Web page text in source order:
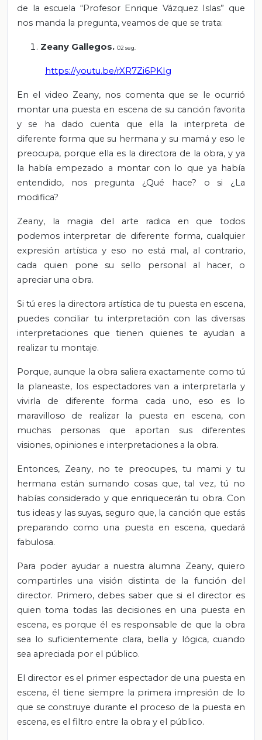
de la escuela “Profesor Enrique Vázquez Islas” que
nos manda la pregunta, veamos de que se trata:
Zeany Gallegos. 02 seg.
https://youtu.be/rXR7Zi6PKIg
En el video Zeany, nos comenta que se le ocurrió
montar una puesta en escena de su canción favorita
y se ha dado cuenta que ella la interpreta de
diferente forma que su hermana y su mamá y eso le
preocupa, porque ella es la directora de la obra, y ya
la había empezado a montar con lo que ya había
entendido, nos pregunta ¿Qué hace? o si ¿La
modifica?
Zeany, la magia del arte radica en que todos
podemos interpretar de diferente forma, cualquier
expresión artística y eso no está mal, al contrario,
cada quien pone su sello personal al hacer, o
apreciar una obra.
Si tú eres la directora artística de tu puesta en escena,
puedes conciliar tu interpretación con las diversas
interpretaciones que tienen quienes te ayudan a
realizar tu montaje.
Porque, aunque la obra saliera exactamente como tú
la planeaste, los espectadores van a interpretarla y
vivirla de diferente forma cada uno, eso es lo
maravilloso de realizar la puesta en escena, con
muchas personas que aportan sus diferentes
visiones, opiniones e interpretaciones a la obra.
Entonces, Zeany, no te preocupes, tu mami y tu
hermana están sumando cosas que, tal vez, tú no
habías considerado y que enriquecerán tu obra. Con
tus ideas y las suyas, seguro que, la canción que estás
preparando como una puesta en escena, quedará
fabulosa.
Para poder ayudar a nuestra alumna Zeany, quiero
compartirles una visión distinta de la función del
director. Primero, debes saber que si el director es
quien toma todas las decisiones en una puesta en
escena, es porque él es responsable de que la obra
sea lo suficientemente clara, bella y lógica, cuando
sea apreciada por el público.
El director es el primer espectador de una puesta en
escena, él tiene siempre la primera impresión de lo
que se construye durante el proceso de la puesta en
escena, es el filtro entre la obra y el público.